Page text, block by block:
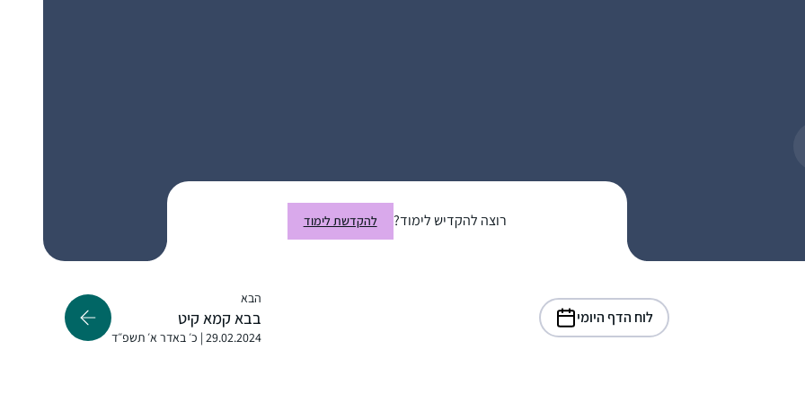
רוצה להקדיש לימוד? להקדשת לימוד
לוח הדף היומי
הבא
בבא קמא קיט
29.02.2024 | כ׳ באדר א׳ תשפ״ד
התחלתי ללמוד לפני כשנתיים בשאיפה לסיים
לראשונה מסכת אחת במהלך חופשת הלידה.
אחרי מסכת אחת כבר היה קשה להפסיק…
ירוחם, ישראל